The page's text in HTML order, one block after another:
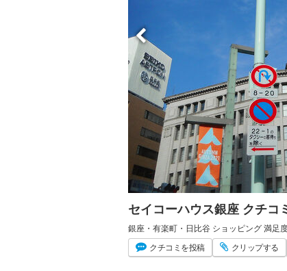
セイコーハウス銀座 クチコ
銀座・有楽町・日比谷 ショッピング 満足
クチコミ を投稿 クリップする